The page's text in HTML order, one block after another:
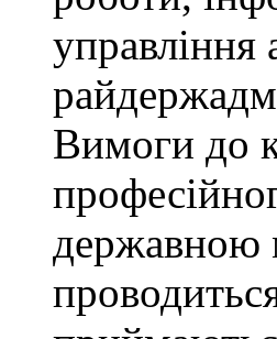
управління
Вимоги до
державною